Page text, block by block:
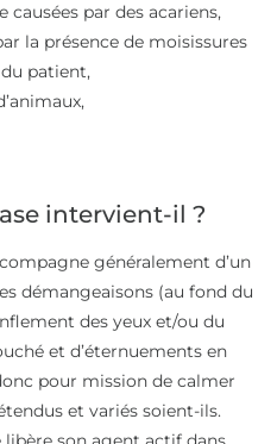
par des acariens,
la présence de moisissures
patient,
intervient-il ?
généralement d’un
démangeaisons (au fond du
des yeux et/ou du
et d’éternuements en
pour mission de calmer
et variés soient-ils.